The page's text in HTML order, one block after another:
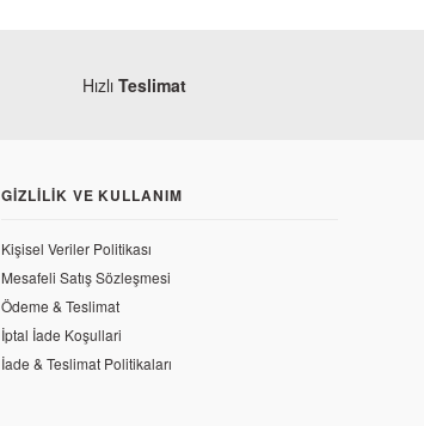
Hızlı Teslimat
GIZLILIK VE KULLANIM
Kişisel Veriler Politikası
Mesafeli Satış Sözleşmesi
Ödeme & Teslimat
İptal İade Koşullari
İade & Teslimat Politikaları